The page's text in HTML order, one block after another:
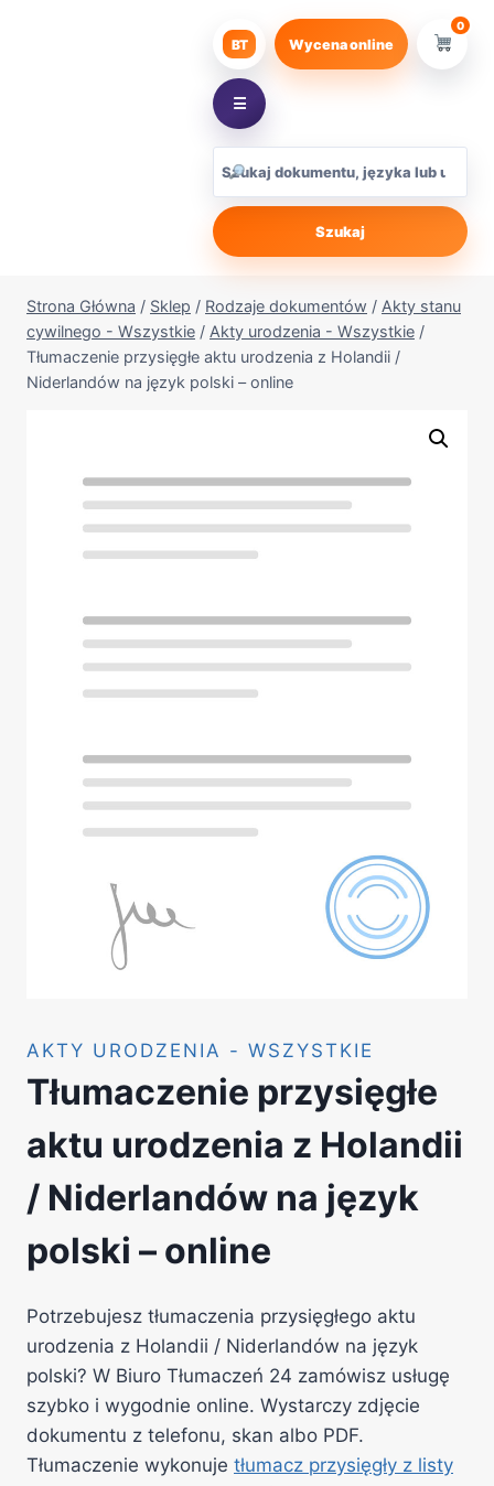
BT Wycena online
0
☰
Szukaj
Strona Główna / Sklep / Rodzaje dokumentów / Akty stanu
cywilnego - Wszystkie / Akty urodzenia - Wszystkie /
Tłumaczenie przysięgłe aktu urodzenia z Holandii /
Niderlandów na język polski – online
AKTY URODZENIA - WSZYSTKIE
Tłumaczenie przysięgłe
aktu urodzenia z Holandii
/ Niderlandów na język
polski – online
Potrzebujesz tłumaczenia przysięgłego aktu
urodzenia z Holandii / Niderlandów na język
polski? W Biuro Tłumaczeń 24 zamówisz usługę
szybko i wygodnie online. Wystarczy zdjęcie
dokumentu z telefonu, skan albo PDF.
Tłumaczenie wykonuje tłumacz przysięgły z listy